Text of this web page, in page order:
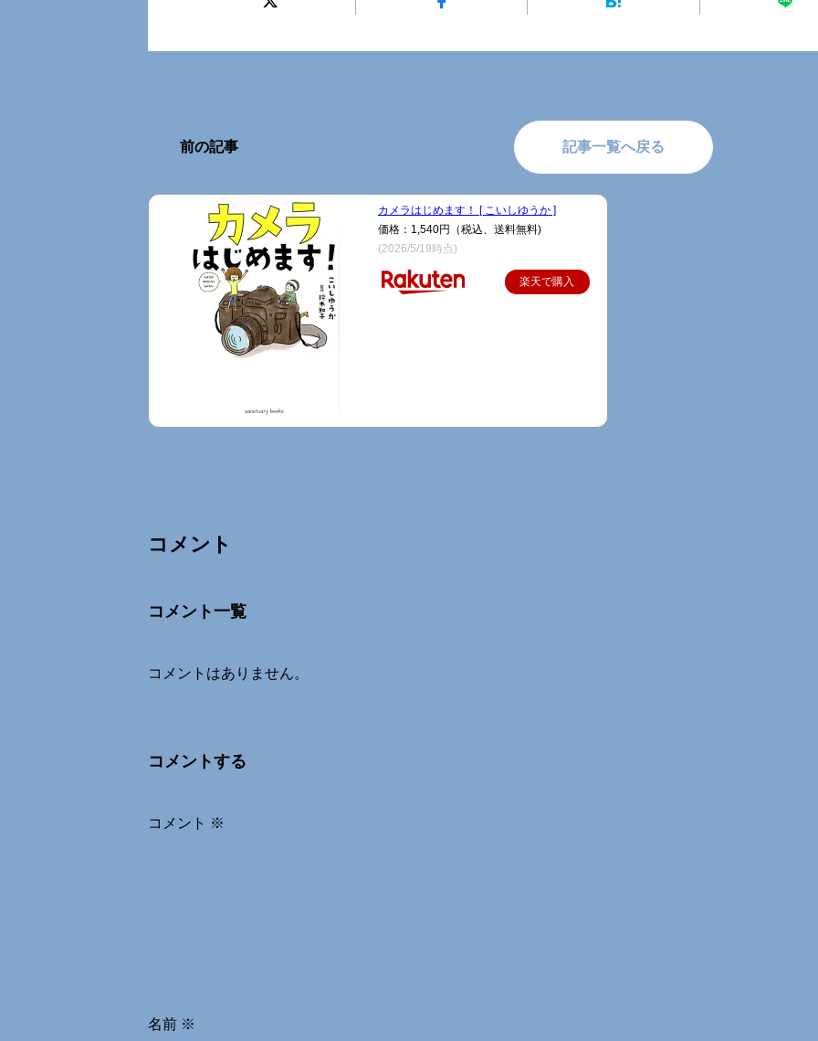
前の記事 記事一覧へ戻る
カメラはじめます！ [ こいしゆうか ]
価格：1,540円（税込、送料無料)
(2026/5/19時点)
楽天で購入
コメント
コメント一覧
コメントはありません。
コメントする
コメント ※
名前 ※